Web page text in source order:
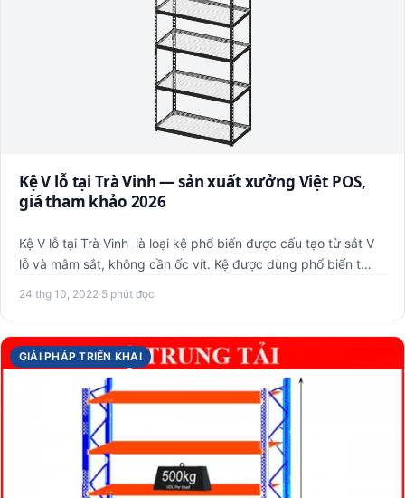
Kệ V lỗ tại Trà Vinh — sản xuất xưởng Việt POS,
giá tham khảo 2026
Kệ V lỗ tại Trà Vinh là loại kệ phổ biến được cấu tạo từ sắt V
lỗ và mâm sắt, không cần ốc vít. Kệ được dùng phổ biến t…
24 thg 10, 2022·5 phút đọc
GIẢI PHÁP TRIỂN KHAI